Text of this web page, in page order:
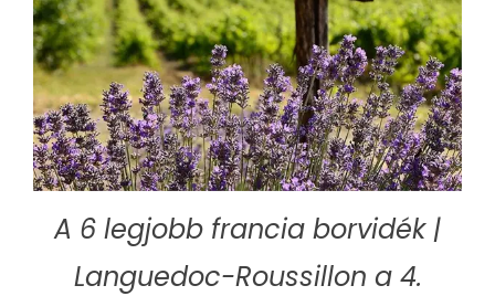
A 6 legjobb francia borvidék |
Languedoc-Roussillon a 4.